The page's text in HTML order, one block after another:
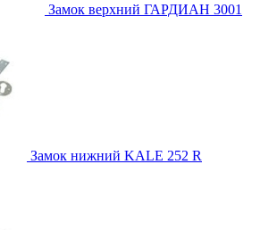
Замок верхний ГАРДИАН 3001
Замок нижний KALE 252 R